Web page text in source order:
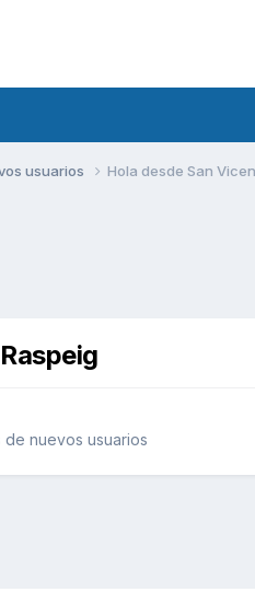
usuarios Hola desde San
nuevos usuarios